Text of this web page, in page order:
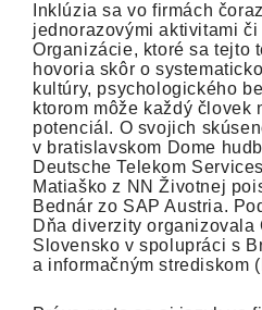
Inklúzia sa vo firmách
jednorazovými aktivitami
Organizácie, ktoré sa tejto
hovoria skôr o
kultúry, psychologického
ktorom môže každý človek
potenciál. O svojich
v bratislavskom Dome
Deutsche Telekom
Matiaško z NN Životnej
Bednár zo SAP Austria.
Dňa diverzity organizovala
Slovensko v spolupráci s
a informačným strediskom